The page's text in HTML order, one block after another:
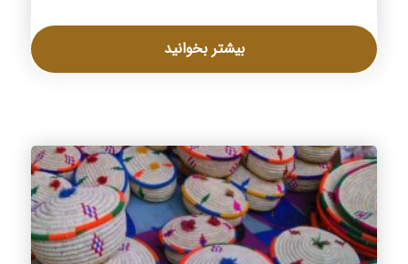
بیشتر بخوانید